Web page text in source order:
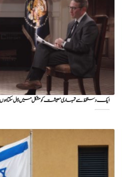
ایک دستخط سے تمہاری معیشت کو مشکل میں ڈال سکتا